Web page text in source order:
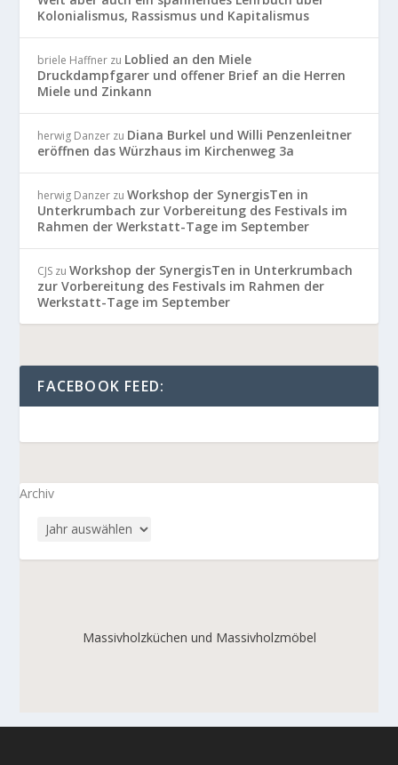
Kolonialismus, Rassismus und Kapitalismus
briele Haffner zu Loblied an den Miele
Druckdampfgarer und offener Brief an die Herren
Miele und Zinkann
herwig Danzer zu Diana Burkel und Willi Penzenleitner
eröffnen das Würzhaus im Kirchenweg 3a
herwig Danzer zuWorkshop der SynergisTen in
Unterkrumbach zur Vorbereitung des Festivals im
Rahmen der Werkstatt-Tage im September
CJS zuWorkshop der SynergisTen in Unterkrumbach
zur Vorbereitung des Festivals im Rahmen der
Werkstatt-Tage im September
FACEBOOK FEED:
Archiv
Massivholzküchen und Massivholzmöbel